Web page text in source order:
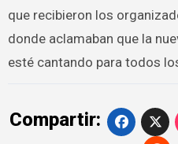
que recibieron los
donde aclamaban que la
esté cantando para todos
Compartir: